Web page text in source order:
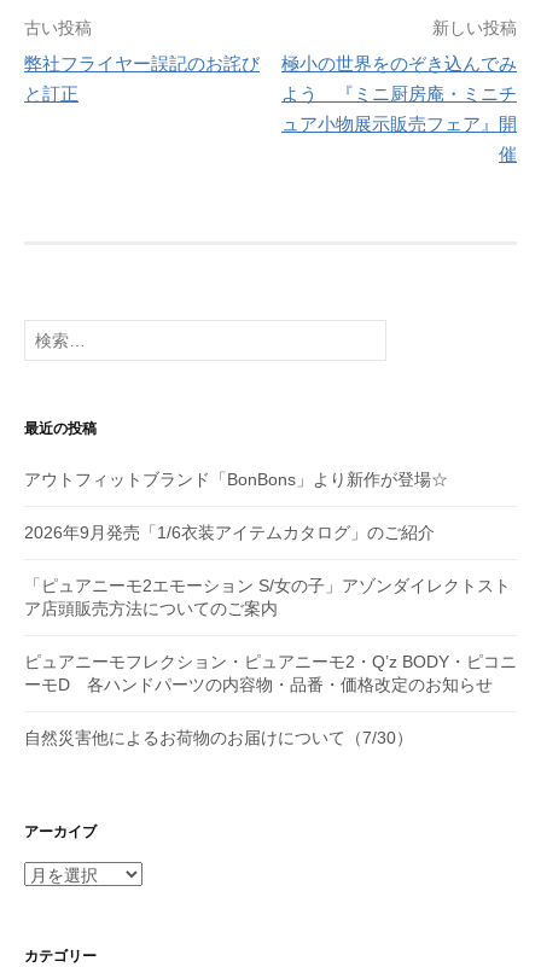
投
稿
ョ
古い投稿
弊社フライヤー誤記のお詫び
と訂正
新しい投稿
極小の世界をのぞき込んでみ
よう 『ミニ厨房庵・ミニチ
ュア小物展示販売フェア』開
催
検
索:
最近の投稿
アウトフィットブランド「BonBons」より新作が登場☆
2026年9月発売「1/6衣装アイテムカタログ」のご紹介
「ピュアニーモ2エモーション S/女の子」アゾンダイレクトスト
ア店頭販売方法についてのご案内
ピュアニーモフレクション・ピュアニーモ2・Q’z BODY・ピコニ
ーモD 各ハンドパーツの内容物・品番・価格改定のお知らせ
自然災害他によるお荷物のお届けについて（7/30）
アーカイブ
ア
イ
カテゴリー